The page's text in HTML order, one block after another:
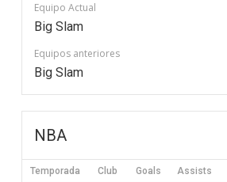
Equipo Actual
Big Slam
Equipos anteriores
Big Slam
NBA
Temporada Club Goals Assists